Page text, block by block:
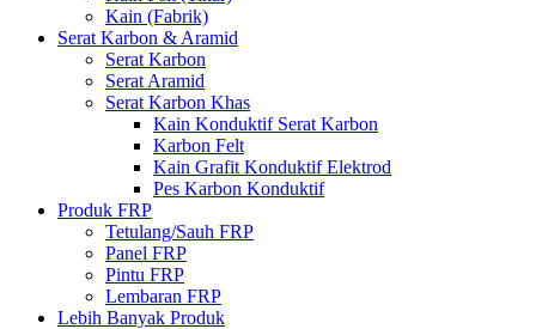
Kain (Fabrik)
Serat Karbon & Aramid
Serat Karbon
Serat Aramid
Serat Karbon Khas
Kain Konduktif Serat Karbon
Karbon Felt
Kain Grafit Konduktif Elektrod
Pes Karbon Konduktif
Produk FRP
Tetulang/Sauh FRP
Panel FRP
Pintu FRP
Lembaran FRP
Lebih Banyak Produk